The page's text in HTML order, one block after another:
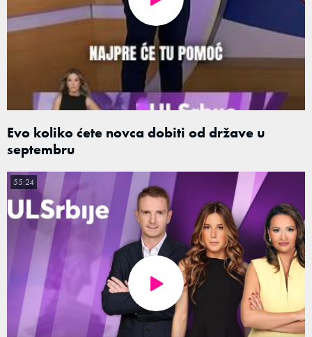
Evo koliko ćete novca dobiti od države u
septembru
55:24